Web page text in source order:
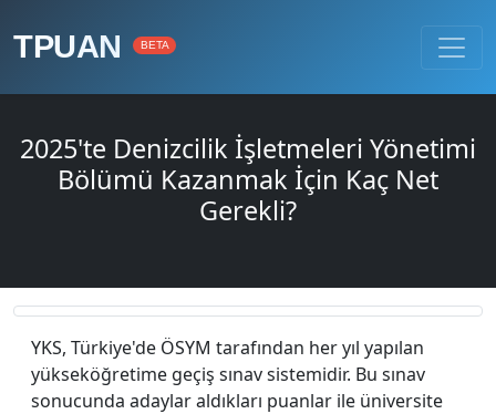
TPUAN BETA
2025'te Denizcilik İşletmeleri Yönetimi
Bölümü Kazanmak İçin Kaç Net
Gerekli?
YKS, Türkiye'de ÖSYM tarafından her yıl yapılan
yükseköğretime geçiş sınav sistemidir. Bu sınav
sonucunda adaylar aldıkları puanlar ile üniversite